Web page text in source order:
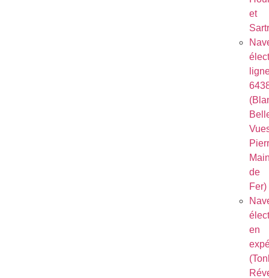
et
de
Fer)
en